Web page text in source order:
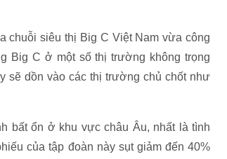
chuỗi siêu thị Big C Việt Nam vừa công
Big C ở một số thị trường không trọng
sẽ dồn vào các thị trường chủ chốt như
bất ổn ở khu vực châu Âu, nhất là tình
của tập đoàn này sụt giảm đến 40%